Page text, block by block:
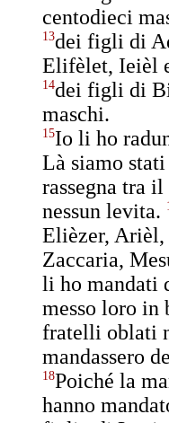
centodieci
13dei figli di
Elifèlet, Ieièl
14dei figli di
maschi.
15Io li ho
Là siamo
rassegna tra
nessun levita.
Elièzer, Arièl,
Zaccaria,
li ho mandati
messo loro in
fratelli oblati
mandassero
18Poiché la
hanno